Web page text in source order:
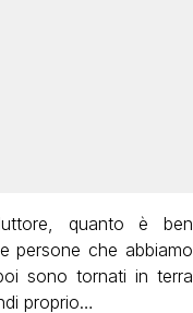
quanto è ben
persone che abbiamo
sono tornati in terra
proprio…